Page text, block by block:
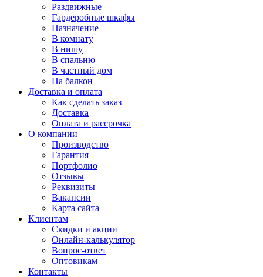
Раздвижные
Гардеробные шкафы
Назначение
В комнату
В нишу
В спальню
В частный дом
На балкон
Доставка и оплата
Как сделать заказ
Доставка
Оплата и рассрочка
О компании
Производство
Гарантия
Портфолио
Отзывы
Реквизиты
Вакансии
Карта сайта
Клиентам
Скидки и акции
Онлайн-калькулятор
Вопрос-ответ
Оптовикам
Контакты